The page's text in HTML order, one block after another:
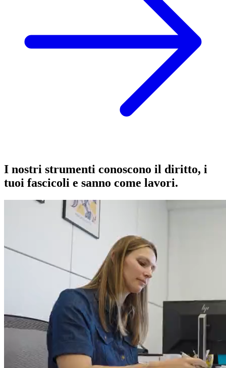
I nostri strumenti conoscono il diritto, i
tuoi fascicoli e sanno come lavori.